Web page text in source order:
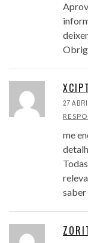
27
me
saber